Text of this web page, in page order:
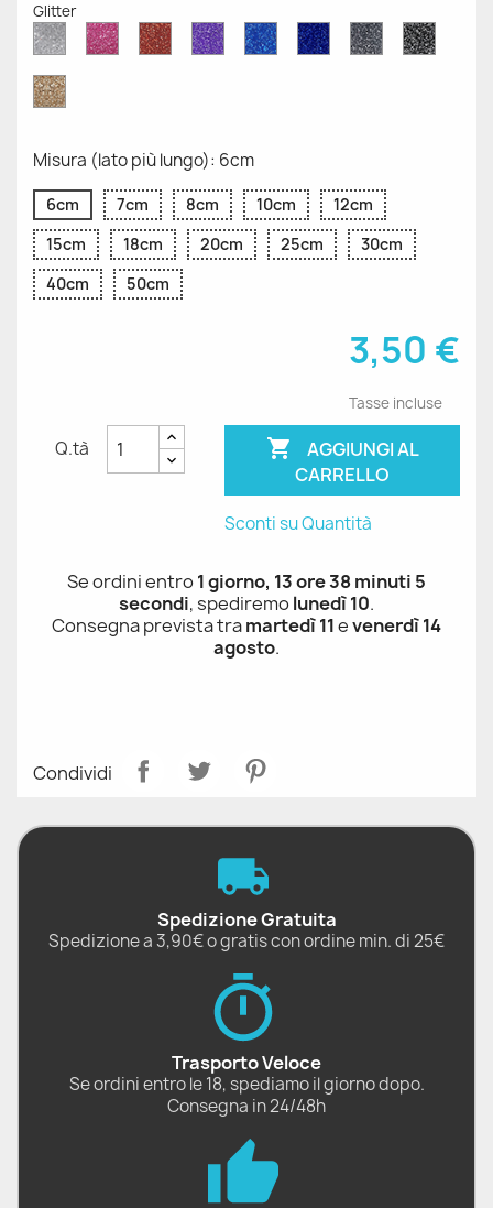
Glitter
Diamante
Glitter
Rosa
Glitter
Rosso
Glitter
Viola
Glitter
Blu
Zaffiro
Blu
Cobalto
Grigio
Glitter
Nero
Glitter
Oro
Glitter
Misura (lato più lungo): 6cm
6cm 7cm 8cm 10cm
12cm
15cm
18cm 20cm 25cm
30cm
40cm
50cm
3,50 €
Tasse incluse
Q.tà 
CARRELLO
Sconti su Quantità
Se ordini entro1 giorno, 13 ore 38 minuti 5
secondi, spediremolunedì 10.
Consegna prevista tramartedì 11evenerdì 14
agosto.
Condividi
Spedizione Gratuita
Spedizione a 3,90€ o gratis con ordine min. di 25€
Trasporto Veloce
Se ordini entro le 18, spediamo il giorno dopo.
Consegna in 24/48h